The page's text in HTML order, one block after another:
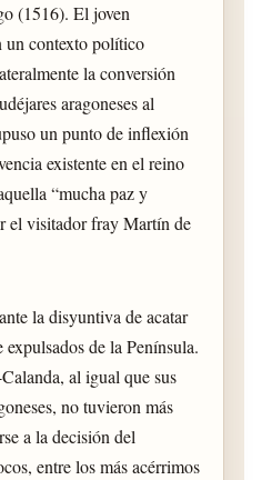
(1516). El joven
un contexto político
la conversión
aragoneses al
un punto de inflexión
existente en el reino
“mucha paz y
el visitador fray Martín de
la disyuntiva de acatar
de la Península.
al igual que sus
no tuvieron más
a la decisión del
entre los más acérrimos